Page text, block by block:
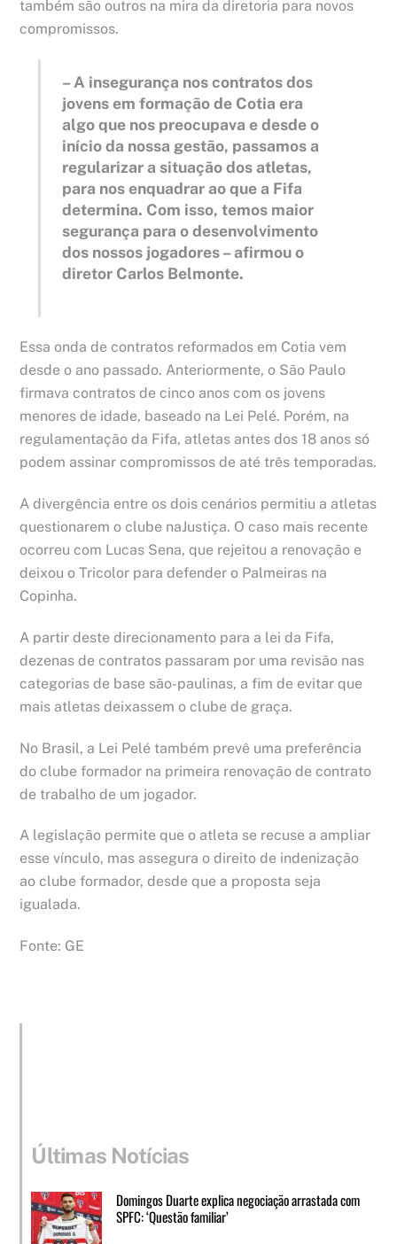
também são outros na mira da diretoria para novos
compromissos.
– A insegurança nos contratos dos
jovens em formação de Cotia era
algo que nos preocupava e desde o
início da nossa gestão, passamos a
regularizar a situação dos atletas,
para nos enquadrar ao que a Fifa
determina. Com isso, temos maior
segurança para o desenvolvimento
dos nossos jogadores – afirmou o
diretor Carlos Belmonte.
Essa onda de contratos reformados em Cotia vem
desde o ano passado. Anteriormente, o São Paulo
firmava contratos de cinco anos com os jovens
menores de idade, baseado na Lei Pelé. Porém, na
regulamentação da Fifa, atletas antes dos 18 anos só
podem assinar compromissos de até três temporadas.
A divergência entre os dois cenários permitiu a atletas
questionarem o clube naJustiça. O caso mais recente
ocorreu com Lucas Sena, que rejeitou a renovação e
deixou o Tricolor para defender o Palmeiras na
Copinha.
A partir deste direcionamento para a lei da Fifa,
dezenas de contratos passaram por uma revisão nas
categorias de base são-paulinas, a fim de evitar que
mais atletas deixassem o clube de graça.
No Brasil, a Lei Pelé também prevê uma preferência
do clube formador na primeira renovação de contrato
de trabalho de um jogador.
A legislação permite que o atleta se recuse a ampliar
esse vínculo, mas assegura o direito de indenização
ao clube formador, desde que a proposta seja
igualada.
Fonte: GE
Últimas Notícias
Domingos Duarte explica negociação arrastada com
SPFC: ‘Questão familiar’